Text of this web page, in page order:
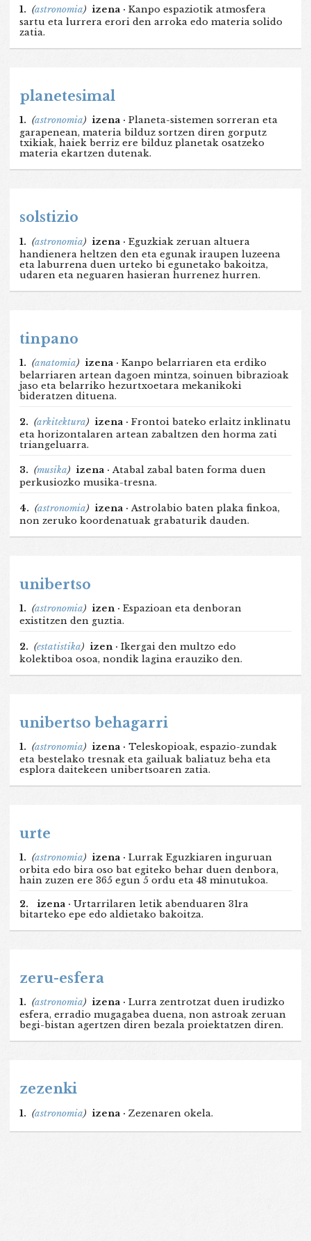
1. (astronomia) izena · Kanpo espaziotik atmosfera
sartu eta lurrera erori den arroka edo materia solido
zatia.
planetesimal
1. (astronomia) izena · Planeta-sistemen sorreran eta
garapenean, materia bilduz sortzen diren gorputz
txikiak, haiek berriz ere bilduz planetak osatzeko
materia ekartzen dutenak.
solstizio
1. (astronomia) izena · Eguzkiak zeruan altuera
handienera heltzen den eta egunak iraupen luzeena
eta laburrena duen urteko bi egunetako bakoitza,
udaren eta neguaren hasieran hurrenez hurren.
tinpano
1. (anatomia) izena · Kanpo belarriaren eta erdiko
belarriaren artean dagoen mintza, soinuen bibrazioak
jaso eta belarriko hezurtxoetara mekanikoki
bideratzen dituena.
2. (arkitektura) izena · Frontoi bateko erlaitz inklinatu
eta horizontalaren artean zabaltzen den horma zati
triangeluarra.
3. (musika) izena · Atabal zabal baten forma duen
perkusiozko musika-tresna.
4. (astronomia) izena · Astrolabio baten plaka finkoa,
non zeruko koordenatuak grabaturik dauden.
unibertso
1. (astronomia) izen · Espazioan eta denboran
existitzen den guztia.
2. (estatistika) izen · Ikergai den multzo edo
kolektiboa osoa, nondik lagina erauziko den.
unibertso behagarri
1. (astronomia) izena · Teleskopioak, espazio-zundak
eta bestelako tresnak eta gailuak baliatuz beha eta
esplora daitekeen unibertsoaren zatia.
urte
1. (astronomia) izena · Lurrak Eguzkiaren inguruan
orbita edo bira oso bat egiteko behar duen denbora,
hain zuzen ere 365 egun 5 ordu eta 48 minutukoa.
2.
izena · Urtarrilaren 1etik abenduaren 31ra
bitarteko epe edo aldietako bakoitza.
zeru-esfera
1. (astronomia) izena · Lurra zentrotzat duen irudizko
esfera, erradio mugagabea duena, non astroak zeruan
begi-bistan agertzen diren bezala proiektatzen diren.
zezenki
1. (astronomia) izena · Zezenaren okela.